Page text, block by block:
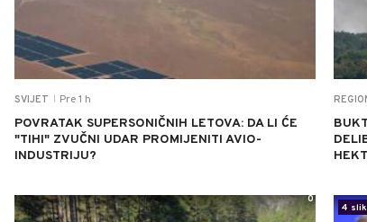
SVIJET Pre 1 h
POVRATAK SUPERSONIČNIH LETOVA: DA LI ĆE
"TIHI" ZVUČNI UDAR PROMIJENITI AVIO-
INDUSTRIJU?
0
4